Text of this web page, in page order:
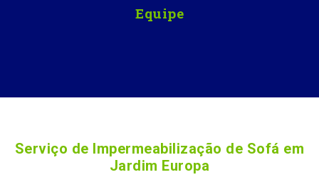
Equipe
Serviço de Impermeabilização de Sofá em
Jardim Europa